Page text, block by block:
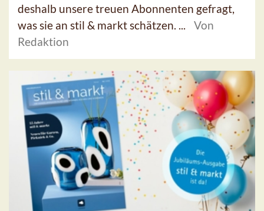
deshalb unsere treuen Abonnenten gefragt,
was sie an stil & markt schätzen. ...
Von
Redaktion